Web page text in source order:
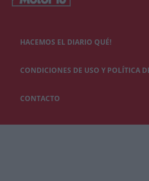
HACEMOS EL DIARIO QUÉ!
CONDICIONES DE USO Y POLÍTICA
CONTACTO